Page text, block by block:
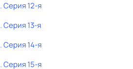
. Серия 12-я
. Серия 13-я
. Серия 14-я
. Серия 15-я